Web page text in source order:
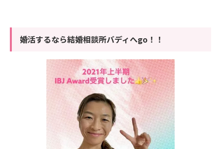
婚活するなら結婚相談所バディへgo！！